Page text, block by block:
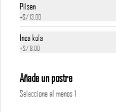
Pilsen
+S/ 13.00
Inca kola
+S/ 8.00
Añade un postre
Seleccione al menos 1